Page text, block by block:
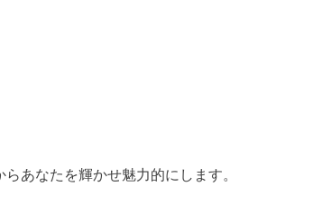
あなたを輝かせ魅力的にします。